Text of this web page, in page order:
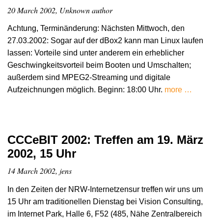
20 March 2002, Unknown author
Achtung, Terminänderung: Nächsten Mittwoch, den
27.03.2002: Sogar auf der dBox2 kann man Linux laufen
lassen: Vorteile sind unter anderem ein erheblicher
Geschwingkeitsvorteil beim Booten und Umschalten;
außerdem sind MPEG2-Streaming und digitale
Aufzeichnungen möglich. Beginn: 18:00 Uhr. more …
CCCeBIT 2002: Treffen am 19. März
2002, 15 Uhr
14 March 2002, jens
In den Zeiten der NRW-Internetzensur treffen wir uns um
15 Uhr am traditionellen Dienstag bei Vision Consulting,
im Internet Park, Halle 6, F52 (485, Nähe Zentralbereich